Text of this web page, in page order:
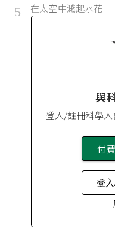
5 在太空中濺起水花
與
登入/註冊科學人
付
登